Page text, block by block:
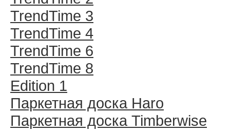
TrendTime 3
TrendTime 4
TrendTime 6
TrendTime 8
Edition 1
Паркетная доска Haro
Паркетная доска Timberwise